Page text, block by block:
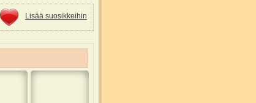
Lisää suosikkeihin